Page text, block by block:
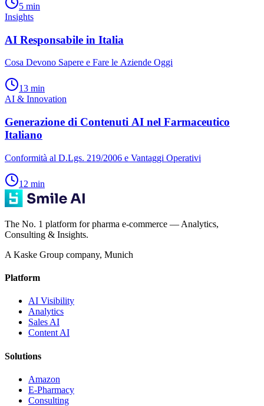
5 min
Insights
AI Responsabile in Italia
Cosa Devono Sapere e Fare le Aziende Oggi
13 min
AI & Innovation
Generazione di Contenuti AI nel Farmaceutico
Italiano
Conformità al D.Lgs. 219/2006 e Vantaggi Operativi
12 min
The No. 1 platform for pharma e-commerce — Analytics,
Consulting & Insights.
A Kaske Group company, Munich
Platform
AI Visibility
Analytics
Sales AI
Content AI
Solutions
Amazon
E-Pharmacy
Consulting